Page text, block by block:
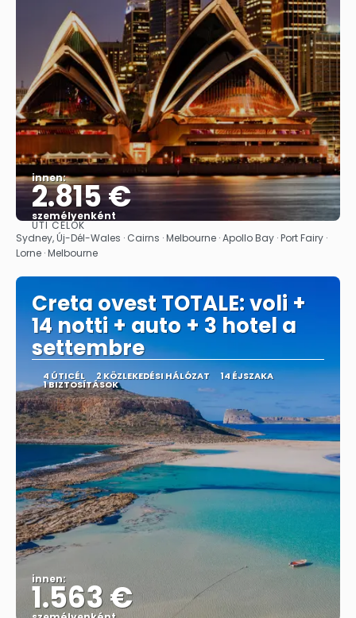
innen:
2.815 €
személyenként
Megnézem
ÚTI CÉLOK
Sydney, Új-Dél-Wales · Cairns · Melbourne · Apollo Bay · Port Fairy ·
Lorne · Melbourne
Creta ovest TOTALE: voli +
14 notti + auto + 3 hotel a
settembre
4 ÚTICÉL 2 KÖZLEKEDÉSI HÁLÓZAT 14 ÉJSZAKA
1 BIZTOSÍTÁSOK
innen:
1.563 €